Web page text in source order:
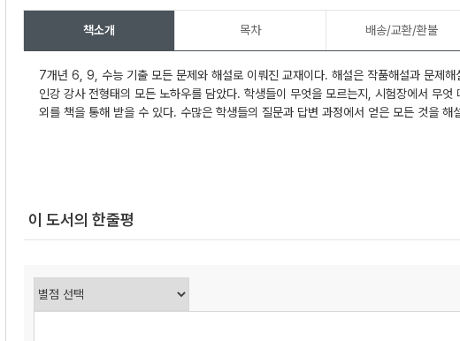
메가스터디
책소개 목차 배송/교환/환불
7개년 6, 9, 수능 기출 모든 문제와 해설로 이뤄진 교재이다. 해설은 작품해설과 문제
인강 강사 전형태의 모든 노하우를 담았다. 학생들이 무엇을 모르는지, 시험장에서 무
외를 책을 통해 받을 수 있다. 수많은 학생들의 질문과 답변 과정에서 얻은 모든 것을 해
이 도서의 한줄평